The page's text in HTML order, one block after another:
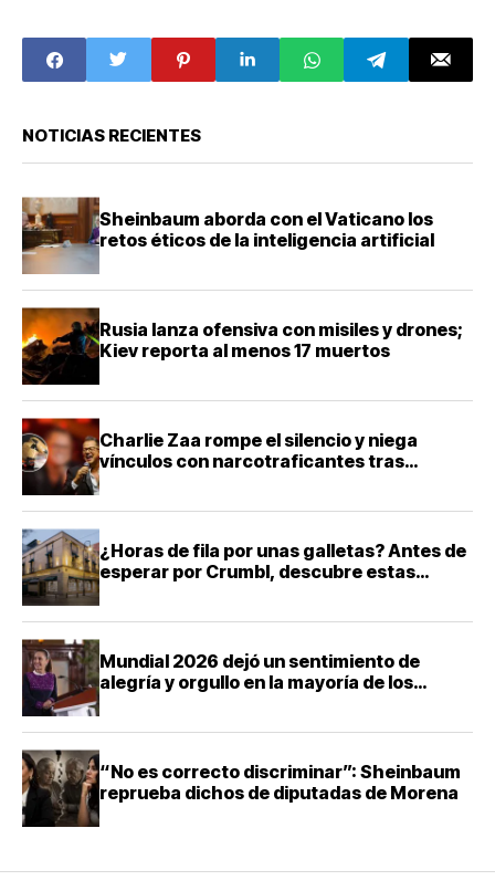
vs Cruz Azul
en final de la Liga
MX Femenil
NOTICIAS RECIENTES
Sheinbaum aborda con el Vaticano los
retos éticos de la inteligencia artificial
Rusia lanza ofensiva con misiles y drones;
Kiev reporta al menos 17 muertos
Charlie Zaa rompe el silencio y niega
vínculos con narcotraficantes tras
¿Horas de fila por unas galletas? Antes de
esperar por Crumbl, descubre estas
Mundial 2026 dejó un sentimiento de
alegría y orgullo en la mayoría de los
“No es correcto discriminar”: Sheinbaum
reprueba dichos de diputadas de Morena